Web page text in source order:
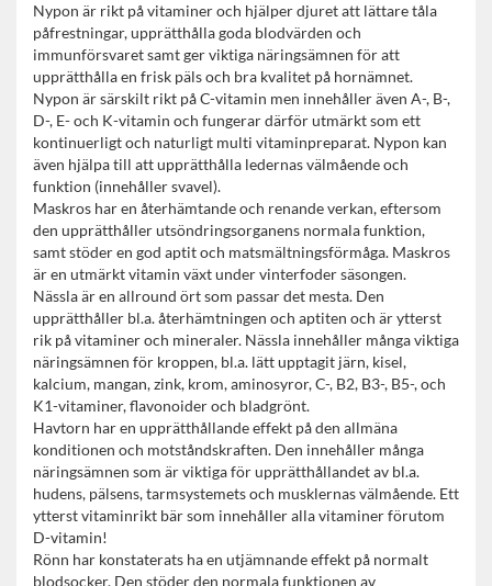
Nypon är rikt på vitaminer och hjälper djuret att lättare tåla
påfrestningar, upprätthålla goda blodvärden och
immunförsvaret samt ger viktiga näringsämnen för att
upprätthålla en frisk päls och bra kvalitet på hornämnet.
Nypon är särskilt rikt på C-vitamin men innehåller även A-, B-,
D-, E- och K-vitamin och fungerar därför utmärkt som ett
kontinuerligt och naturligt multi vitaminpreparat. Nypon kan
även hjälpa till att upprätthålla ledernas välmående och
funktion (innehåller svavel).
Maskros har en återhämtande och renande verkan, eftersom
den upprätthåller utsöndringsorganens normala funktion,
samt stöder en god aptit och matsmältningsförmåga. Maskros
är en utmärkt vitamin växt under vinterfoder säsongen.
Nässla är en allround ört som passar det mesta. Den
upprätthåller bl.a. återhämtningen och aptiten och är ytterst
rik på vitaminer och mineraler. Nässla innehåller många viktiga
näringsämnen för kroppen, bl.a. lätt upptagit järn, kisel,
kalcium, mangan, zink, krom, aminosyror, C-, B2, B3-, B5-, och
K1-vitaminer, flavonoider och bladgrönt.
Havtorn har en upprätthållande effekt på den allmäna
konditionen och motståndskraften. Den innehåller många
näringsämnen som är viktiga för upprätthållandet av bl.a.
hudens, pälsens, tarmsystemets och musklernas välmående. Ett
ytterst vitaminrikt bär som innehåller alla vitaminer förutom
D-vitamin!
Rönn har konstaterats ha en utjämnande effekt på normalt
blodsocker. Den stöder den normala funktionen av